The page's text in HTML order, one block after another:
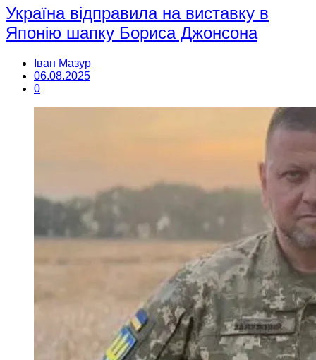
Україна відправила на виставку в
Японію шапку Бориса Джонсона
Іван Мазур
06.08.2025
0